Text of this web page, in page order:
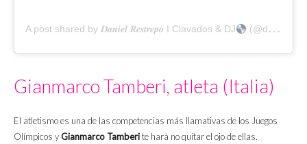
A post shared by 𝑫𝒂𝒏𝒊𝒆𝒍 𝑹𝒆𝒔𝒕𝒓𝒆𝒑𝒐 I Clavados & DJ (@danielrestrepogarcia)
Gianmarco Tamberi, atleta (Italia)
El atletismo es una de las competencias más llamativas de los Juegos
Olímpicos yGianmarco Tamberite hará no quitar el ojo de ellas.